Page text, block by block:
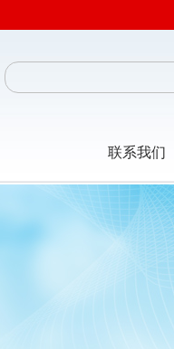
联系我们